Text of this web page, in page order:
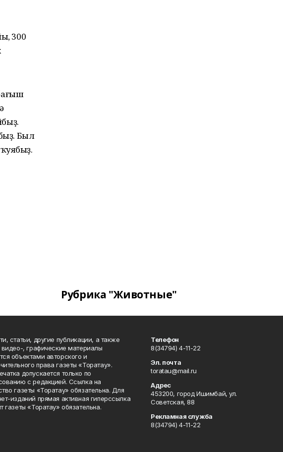
300
Был
Рубрика "Животные"
статьи, другие публикации, а также
, графические материалы
объектами авторского и
права газеты «Торатау».
допускается только по
с редакцией. Ссылка на
газеты «Торатау» обязательна. Для
изданий прямая активная гиперссылка
газеты «Торатау» обязательна.
Телефон
8(34794) 4-11-22
Эл. почта
toratau@mail.ru
Адрес
453200, город Ишимбай, ул.
Советская, 88
Рекламная служба
8(34794) 4-11-22